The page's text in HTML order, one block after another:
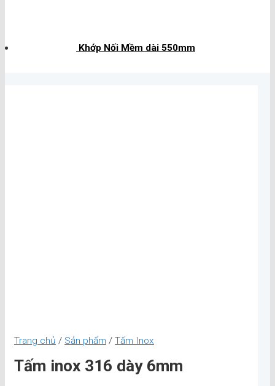
Khớp Nối Mềm dài 550mm
Trang chủ / Sản phẩm / Tấm Inox
Tấm inox 316 dày 6mm